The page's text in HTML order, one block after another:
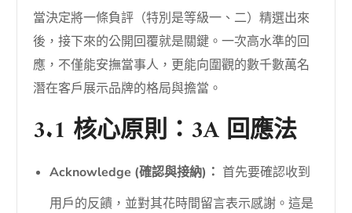
當決定將一條負評（特別是等級一、二）精選出來
後，接下來的公開回覆就是關鍵。一次高水準的回
應，不僅能安撫當事人，更能向圍觀的數千數萬名
潛在客戶展示品牌的格局與擔當。
3.1 核心原則：3A 回應法
Acknowledge (確認與接納)： 首先要確認收到
用戶的反饋，並對其花時間留言表示感謝。這是